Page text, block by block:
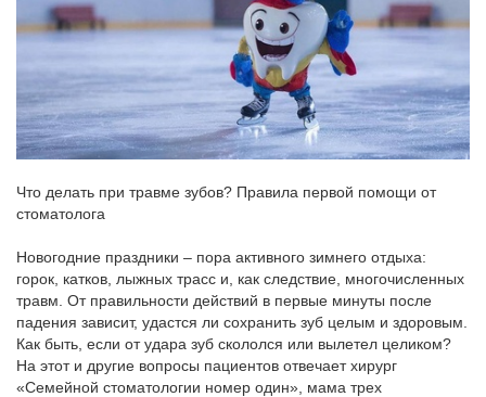
Что делать при травме зубов? Правила первой помощи от
стоматолога
Новогодние праздники – пора активного зимнего отдыха:
горок, катков, лыжных трасс и, как следствие, многочисленных
травм. От правильности действий в первые минуты после
падения зависит, удастся ли сохранить зуб целым и здоровым.
Как быть, если от удара зуб скололся или вылетел целиком?
На этот и другие вопросы пациентов отвечает хирург
«Семейной стоматологии номер один», мама трех